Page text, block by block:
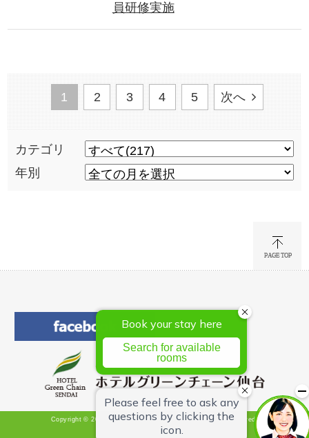
員研修実施
1 2 3 4 5 次へ
カテゴリ
年別
Copyright © 2026 Hotel Green Chain Sendai All Rights Reserved.